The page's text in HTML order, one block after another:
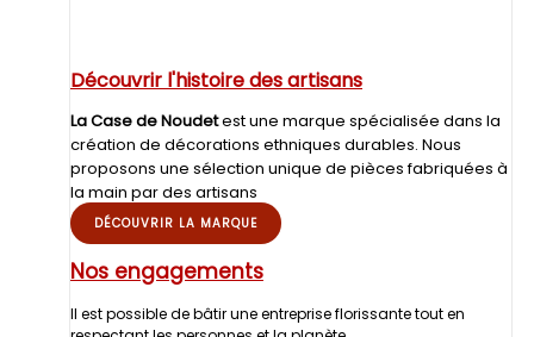
Découvrir l'histoire des artisans
La Case de Noudetest une marque spécialisée dans la
création de décorations ethniques durables. Nous
proposons une sélection unique de pièces fabriquées à
la main par des artisans
DÉCOUVRIR LA MARQUE
Nos engagements
Il est possible de bâtir une entreprise florissante tout en